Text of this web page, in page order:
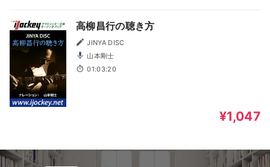
高柳昌行の聴き方
JINYA DISC
山本剛士
01:03:20
¥1,047